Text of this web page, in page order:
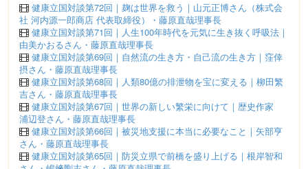
健康立国対談第72回｜麹は世界を救う｜山元正博さん（株式会
社 河内源一郎商店 代表取締役）・藤原直哉理事長
健康立国対談第71回｜人生100年時代を元気に生き抜く呼吸法｜
由美かおるさん・藤原直哉理事長
健康立国対談第69回｜自然流の生き方・自己流の生き方｜窪倖
摂さん・藤原直哉理事長
健康立国対談第68回｜人類80億の排泄物を宝に変える｜柳田繁
吉さん・藤原直哉理事長
健康立国対談第67回｜世界の新しい繁栄に向けて｜歴史作家
浦辺登さん・藤原直哉理事長
健康立国対談第66回｜被災地支援に本当に必要なこと｜矢部亨
さん・藤原直哉理事長
健康立国対談第65回｜防災立県で前橋を盛り上げる｜根岸智和